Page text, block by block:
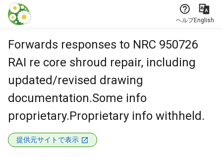
本文に飛ぶ
ヘルプEnglish
Forwards responses to NRC 950726
RAI re core shroud repair, including
updated/revised drawing
documentation.Some info
proprietary.Proprietary info withheld.
提供元サイトで表示